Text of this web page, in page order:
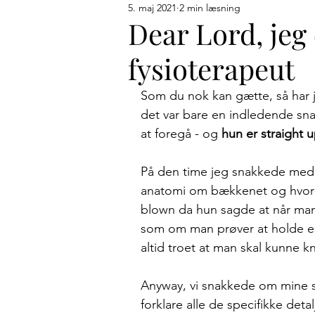
Dear Lord,
fysioterapeut
5. maj 2021 2 min læsning
Som du nok kan gætte, så
det var bare en indledende
at foregå - og hun er straight
På den time jeg snakkede
anatomi om bækkenet og
blown da hun sagde at når
som om man prøver at holde
altid troet at man skal kunne
Anyway, vi snakkede om
forklare alle de specifikke